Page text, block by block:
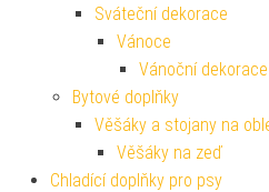
Sváteční dekorace
Vánoce
Vánoční dekorace
Bytové doplňky
Věšáky a stojany na
Věšáky na zeď
Chladící doplňky pro psy